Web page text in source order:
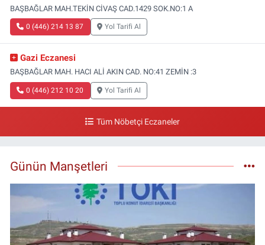
BAŞBAĞLAR MAH.TEKİN CİVAŞ CAD.1429 SOK.NO:1 A
0 (446) 214 13 87 Yol Tarifi Al
Gazi Eczanesi
BAŞBAĞLAR MAH. HACI ALİ AKIN CAD. NO:41 ZEMİN :3
0 (446) 212 10 20 Yol Tarifi Al
Tüm Nöbetçi Eczaneler
Günün Manşetleri